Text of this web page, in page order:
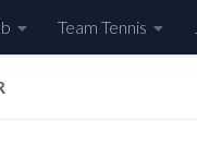
Team Tennis